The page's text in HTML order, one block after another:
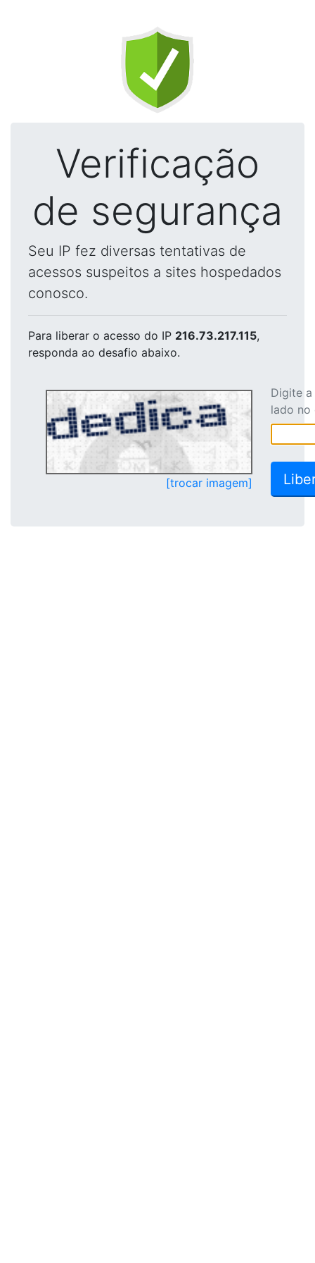
Verificação
de segurança
Seu IP fez diversas tentativas de
acessos suspeitos a sites hospedados
conosco.
Para liberar o acesso do IP 216.73.217.115,
responda ao desafio abaixo.
[trocar imagem]
Digite
lado no